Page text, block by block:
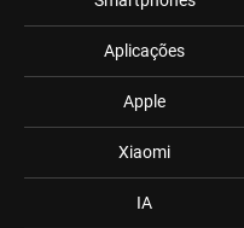
Aplicações
Apple
Xiaomi
IA